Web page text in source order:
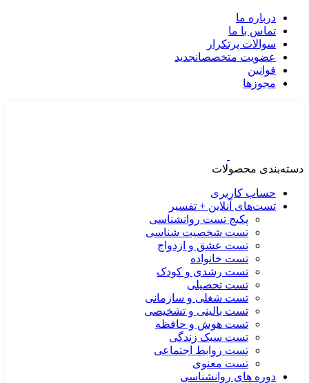
درباره ما
تماس با ما
سوالات پرتکرار
عضویت متخصصانجدید
قوانین
مجوزها
دسته‌بندی محصولات
حساب کاربری
تست‌های آنلاین + تفسیر
پکیج تست روانشناسی
تست شخصیت شناسی
تست عشق و ازدواج
تست خانواده
تست رشدی و کودک
تست تحصیلی
تست شغلی و سازمانی
تست بالینی و تشخیصی
تست هوش و حافظه
تست سبک زندگی
تست روابط اجتماعی
تست معنوی
دوره های روانشناسی